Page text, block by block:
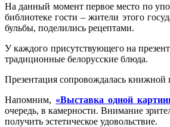
На данный момент первое место по
библиотеке гости – жители этого
бульбы, поделились рецептами.
У каждого присутствующего на
традиционные белорусские блюда.
Презентация сопровождалась книжной
Напомним, «Выставка одной
очередь, в камерности. Внимание
получить эстетическое удовольствие.